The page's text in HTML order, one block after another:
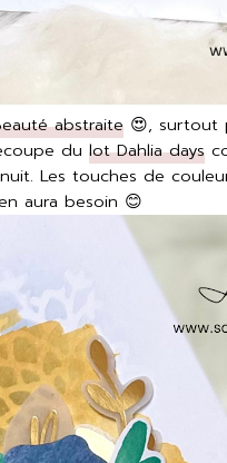
abstraite 😍, surtout
du lot Dahlia days
Les touches de
aura besoin 😊